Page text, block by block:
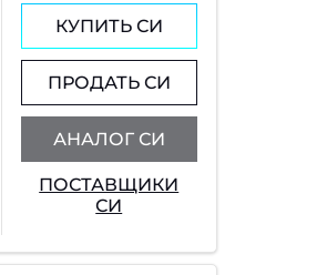
КУПИТЬ СИ
ПРОДАТЬ СИ
АНАЛОГ СИ
ПОСТАВЩИКИ
СИ